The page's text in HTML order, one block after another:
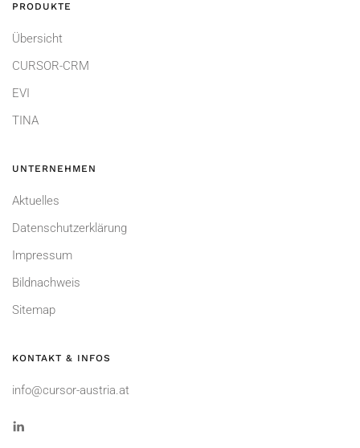
PRODUKTE
Übersicht
CURSOR-CRM
EVI
TINA
UNTERNEHMEN
Aktuelles
Datenschutzerklärung
Impressum
Bildnachweis
Sitemap
KONTAKT & INFOS
info@cursor-austria.at